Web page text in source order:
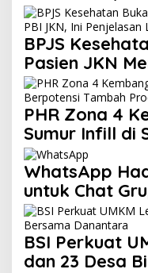
Atto 1
BPJS
Pasien JKN
Menunggu
Berhak
PHR Zona 4
Sumur Infill di
Tambah
BOPD
WhatsApp
untuk Chat
Dibatasi
Instan
BSI Perkuat
dan 23 Desa